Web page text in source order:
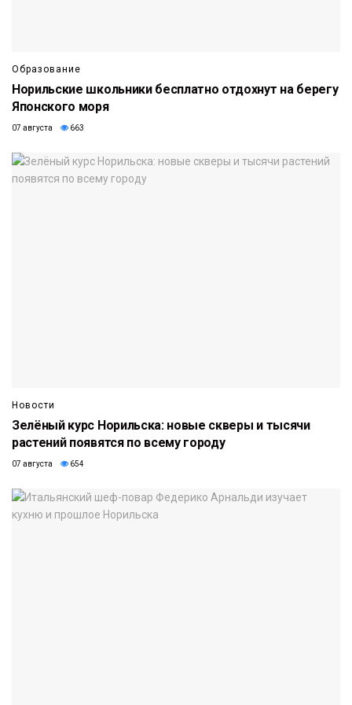
Образование
Норильские школьники бесплатно отдохнут на берегу
Японского моря
07 августа 663
Новости
Зелёный курс Норильска: новые скверы и тысячи
растений появятся по всему городу
07 августа 654